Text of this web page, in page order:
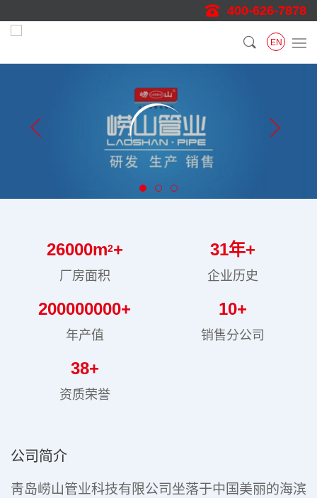
400-626-7878
EN
26000m2+
厂房面积
31年+
企业历史
200000000+
年产值
10+
销售分公司
38+
资质荣誉
公司简介
靑岛崂山管业科技有限公司坐落于中国美丽的海滨